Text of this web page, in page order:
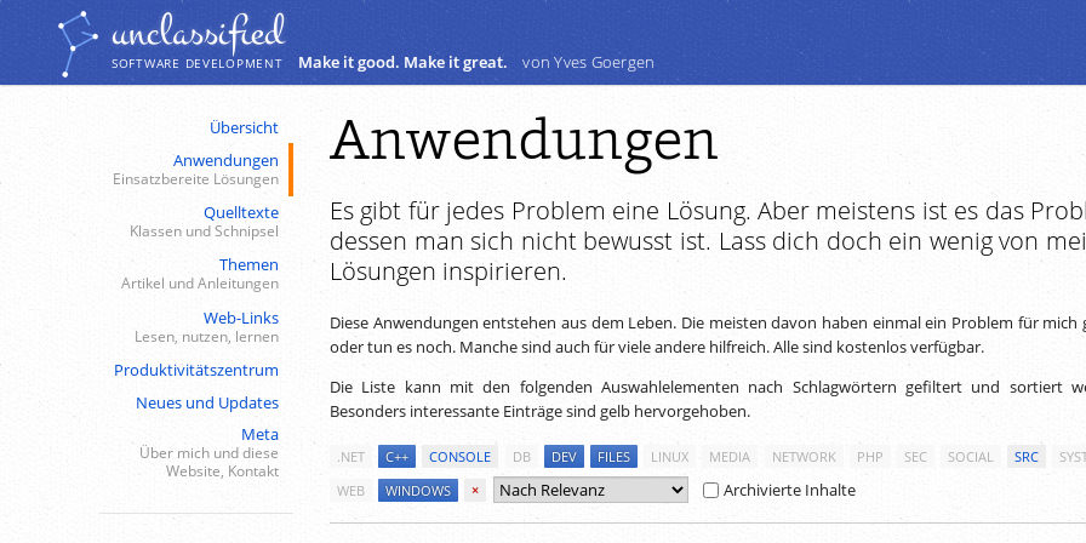
Inhalt
unclassiﬁed
SOFTWARE DEVELOPMENT Make it good. Make it great. von Yves Goergen
Übersicht
Anwendungen
Einsatzbereite Lösungen
Quelltexte
Klassen und Schnipsel
Themen
Artikel und Anleitungen
Web-Links
Lesen, nutzen, lernen
Produktivitätszentrum
Neues und Updates
Meta
Über mich und diese
Website, Kontakt
Anwendungen
Es gibt für jedes Problem eine Lösung. Aber meistens ist es das
dessen man sich nicht bewusst ist. Lass dich doch ein wenig von
Lösungen inspirieren.
Diese Anwendungen entstehen aus dem Leben. Die meisten davon haben einmal ein Problem für mich
oder tun es noch. Manche sind auch für viele andere hilfreich. Alle sind kostenlos verfügbar.
Die Liste kann mit den folgenden Auswahlelementen nach Schlagwörtern gefiltert und sortiert
Besonders interessante Einträge sind gelb hervorgehoben.
.NET C++ CONSOLE DB DEV FILES LINUX MEDIA NETWORK PHP SEC SOCIAL SRC
WEB
WINDOWS × Archivierte Inhalte